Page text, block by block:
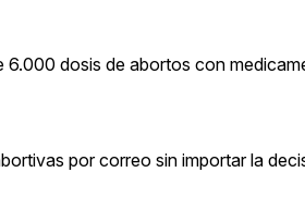
dosis de abortos con
por correo sin importar la